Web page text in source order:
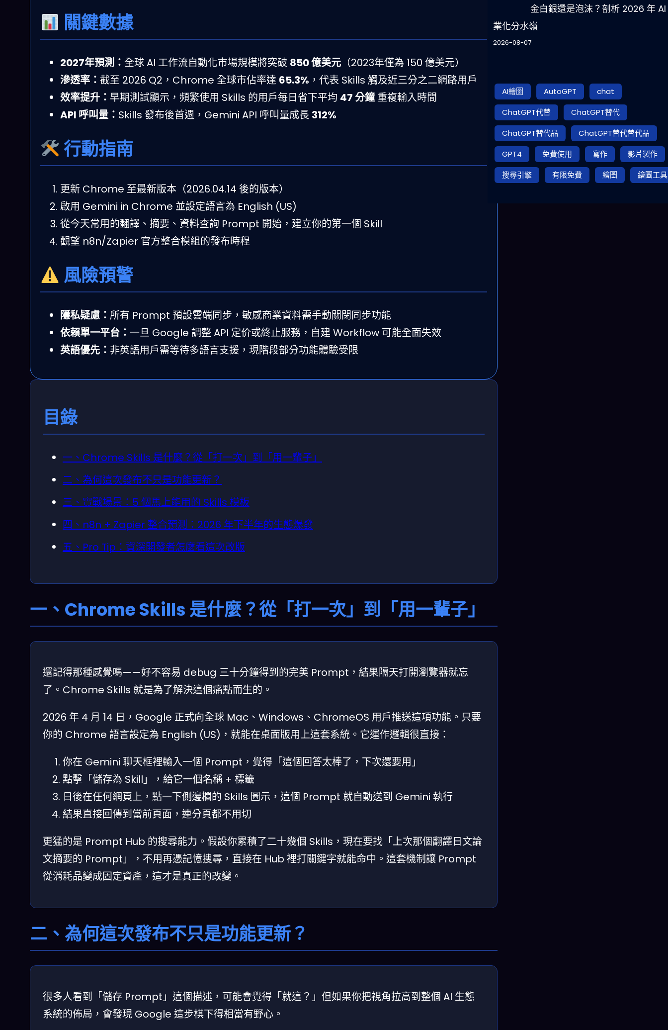
關鍵數據
2027年預測： 全球 AI 工作流自動化市場規模將突破 850 億美元 （2023年僅為 150 億美元）
滲透率： 截至 2026 Q2，Chrome 全球市佔率達 65.3% ，代表 Skills 觸及近三分之二網路用戶
效率提升： 早期測試顯示，頻繁使用 Skills 的用戶每日省下平均 47 分鐘重複輸入時間
API 呼叫量： Skills 發布後首週，Gemini API 呼叫量成長 312%
行動指南
更新 Chrome 至最新版本（2026.04.14 後的版本）
啟用 Gemini in Chrome 並設定語言為 English (US)
從今天常用的翻譯、摘要、資料查詢 Prompt 開始，建立你的第一個 Skill
觀望 n8n/Zapier 官方整合模組的發布時程
風險預警
隱私疑慮： 所有 Prompt 預設雲端同步，敏感商業資料需手動關閉同步功能
依賴單一平台： 一旦 Google 調整 API 定价或終止服務，自建 Workflow 可能全面失效
英語優先： 非英語用戶需等待多語言支援，現階段部分功能體驗受限
目錄
一、Chrome Skills 是什麼？從「打一次」到「用一輩子」
二、為何這次發布不只是功能更新？
三、實戰場景：5 個馬上能用的 Skills 模板
四、n8n + Zapier 整合預測：2026 年下半年的生態爆發
五、Pro Tip：資深開發者怎麼看這次改版
一、Chrome Skills 是什麼？從「打一次」到「用一輩子」
還記得那種感覺嗎——好不容易 debug 三十分鐘得到的完美 Prompt，結果隔天打開瀏覽器就忘
了。Chrome Skills 就是為了解決這個痛點而生的。
2026 年 4 月 14 日，Google 正式向全球 Mac、Windows、ChromeOS 用戶推送這項功能。只要
你的 Chrome 語言設定為 English (US)，就能在桌面版用上這套系統。它運作邏輯很直接：
你在 Gemini 聊天框裡輸入一個 Prompt，覺得「這個回答太棒了，下次還要用」
點擊「儲存為 Skill」，給它一個名稱 + 標籤
日後在任何網頁上，點一下側邊欄的 Skills 圖示，這個 Prompt 就自動送到 Gemini 執行
結果直接回傳到當前頁面，連分頁都不用切
更猛的是 Prompt Hub 的搜尋能力。假設你累積了二十幾個 Skills，現在要找「上次那個翻譯日文論
文摘要的 Prompt」，不用再憑記憶搜尋，直接在 Hub 裡打關鍵字就能命中。這套機制讓 Prompt
從消耗品變成固定資產，這才是真正的改變。
二、為何這次發布不只是功能更新？
很多人看到「儲存 Prompt」這個描述，可能會覺得「就這？」但如果你把視角拉高到整個 AI 生態
系統的佈局，會發現 Google 這步棋下得相當有野心。
金白銀還是泡沫？剖析 2026 年 AI
業化分水嶺
2026-08-07
AI繪圖 AutoGPT
chat
ChatGPT代替
ChatGPT替代
ChatGPT替代品
ChatGPT替代替代品
GPT4
免費使用 寫作
影片製作
搜尋引擎
有限免費 繪圖 繪圖工具